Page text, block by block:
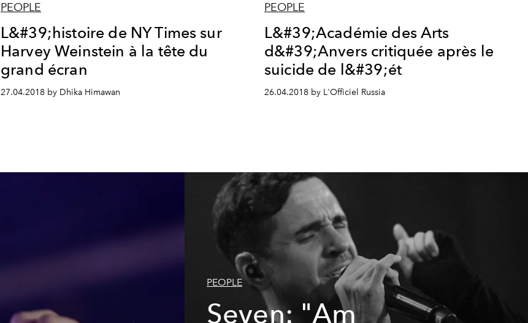
PEOPLE
L&#39;histoire de NY Times sur
Harvey Weinstein à la tête du
grand écran
27.04.2018 by Dhika Himawan
PEOPLE
L&#39;Académie des Arts
d&#39;Anvers critiquée après le
suicide de l&#39;ét
26.04.2018 by L'Officiel Russia
PEOPLE
Seven: "Am